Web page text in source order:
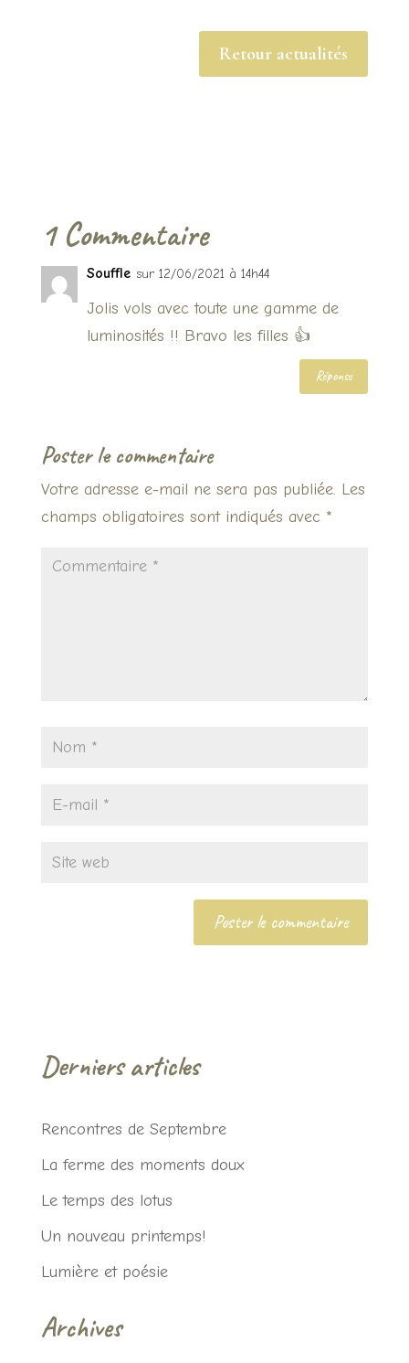
Retour actualités
1 Commentaire
Souffle sur 12/06/2021 à 14h44
Jolis vols avec toute une gamme de
luminosités !! Bravo les filles 👍
Réponse
Poster le commentaire
Votre adresse e-mail ne sera pas publiée. Les
champs obligatoires sont indiqués avec *
Derniers articles
Rencontres de Septembre
La ferme des moments doux
Le temps des lotus
Un nouveau printemps!
Lumière et poésie
Archives